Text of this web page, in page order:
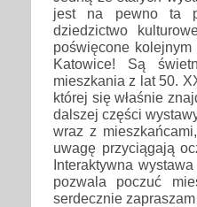
jest na pewno ta
dziedzictwo
poświęcone kolejnym
Katowice! Są
mieszkania z lat 50.
której się właśnie
dalszej części
wraz z
uwagę przyciągają
Interaktywna
pozwala poczuć
serdecznie